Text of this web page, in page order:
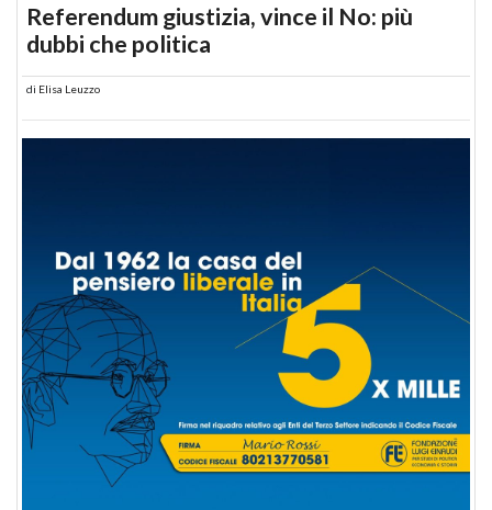
Referendum giustizia, vince il No: più
dubbi che politica
di Elisa Leuzzo